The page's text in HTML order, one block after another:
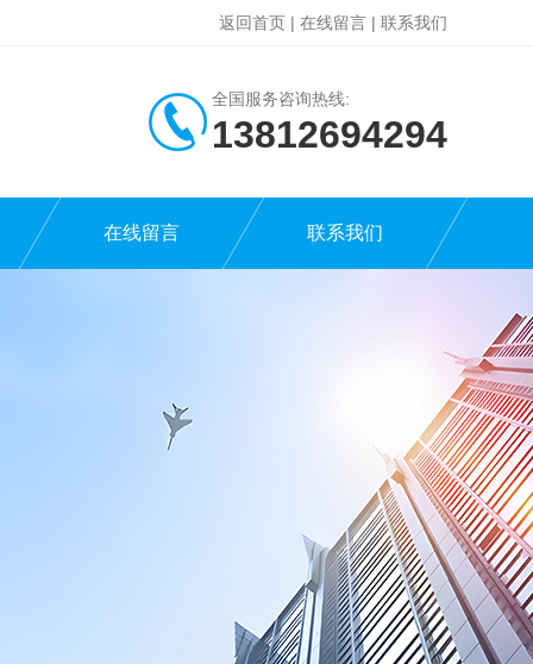
返回首页 | 在线留言 | 联系我们
全国服务咨询热线:
13812694294
在线留言 联系我们